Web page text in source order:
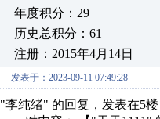
年度积分：29
历史总积分：61
注册：2015年4月14日
发表于：2023-09-11 07:49:28
"李纯绪" 的回复，发表在5楼